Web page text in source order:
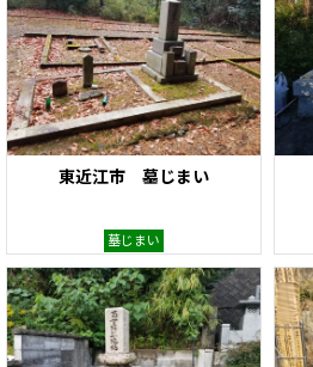
東近江市 墓じまい
墓じまい